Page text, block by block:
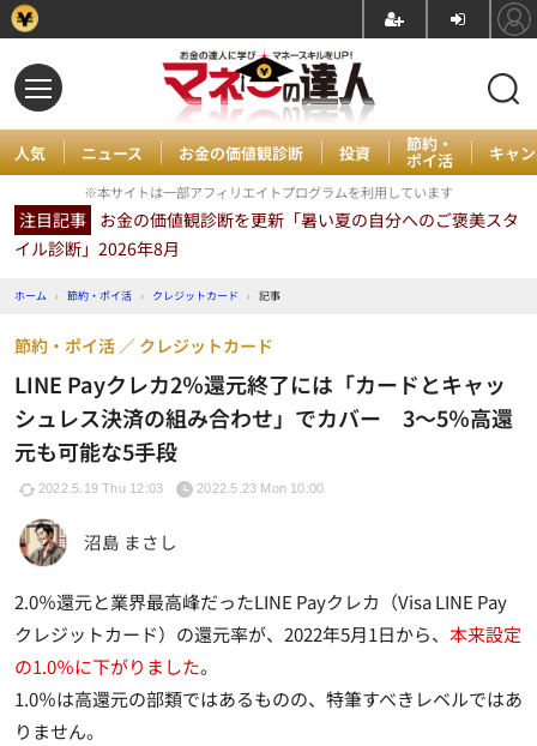
人気 ニュース お金の価値観診断 投資 節約・
ポイ活 キャ
※本サイトは一部アフィリエイトプログラムを利用しています
注目記事 お金の価値観診断を更新「暑い夏の自分へのご褒美スタ
イル診断」2026年8月
ホーム › 節約・ポイ活 › クレジットカード › 記事
LINE Payクレカ2％還元終了には「カードとキャッ
シュレス決済の組み合わせ」でカバー 3～5％高還
元も可能な5手段
節約・ポイ活 クレジットカード
2022.5.19 Thu 12:03 2022.5.23 Mon 10:00
沼島 まさし
2.0％還元と業界最高峰だったLINE Payクレカ（Visa LINE Pay
クレジットカード）の還元率が、2022年5月1日から、 本来設定
の1.0％に下がりました。
1.0％は高還元の部類ではあるものの、特筆すべきレベルではあ
りません。